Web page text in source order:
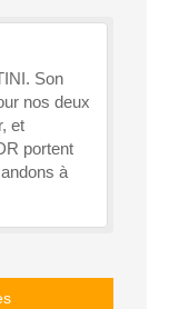
Son
nos deux
et
portent
à